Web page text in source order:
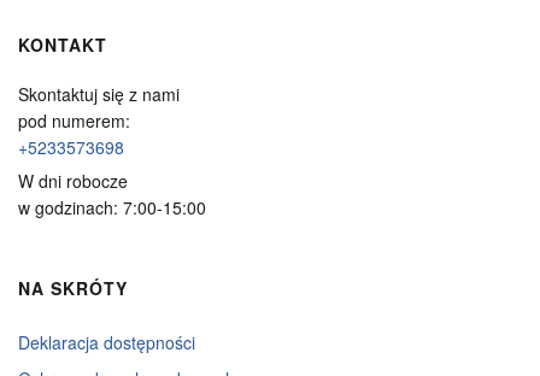
KONTAKT
Skontaktuj się z nami
pod numerem:
+5233573698
W dni robocze
w godzinach: 7:00-15:00
NA SKRÓTY
Deklaracja dostępności